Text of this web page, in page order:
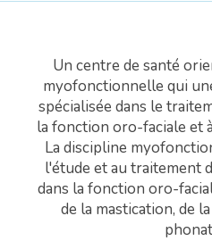
Un centre de santé
myofonctionnelle qui
spécialisée dans le
la fonction oro-faciale et
La discipline
l'étude et au traitement
dans la fonction oro-
de la mastication, de